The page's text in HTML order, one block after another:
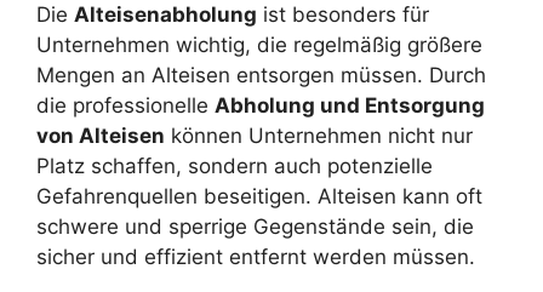
Die Alteisenabholung ist besonders für
Unternehmen wichtig, die regelmäßig größere
Mengen an Alteisen entsorgen müssen. Durch
die professionelle Abholung und Entsorgung
von Alteisen können Unternehmen nicht nur
Platz schaffen, sondern auch potenzielle
Gefahrenquellen beseitigen. Alteisen kann oft
schwere und sperrige Gegenstände sein, die
sicher und effizient entfernt werden müssen.